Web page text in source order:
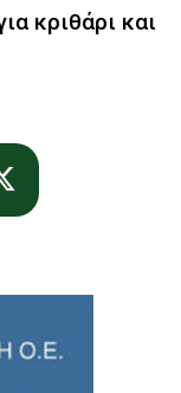
κριθάρι και